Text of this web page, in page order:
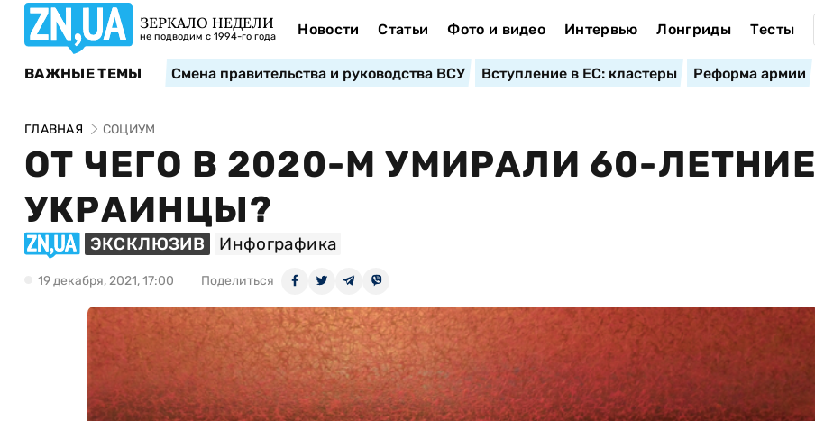
ЗЕРКАЛО НЕДЕЛИ
не подводим с 1994-го года Новости Статьи Фото и видео Интервью Лонгриды Тесты
ВАЖНЫЕ ТЕМЫ Смена правительства и руководства ВСУ Вступление в ЕС: кластеры Реформа армии
ГЛАВНАЯ СОЦИУМ
ОТ ЧЕГО В 2020-М УМИРАЛИ 60-ЛЕТНИЕ
УКРАИНЦЫ?
ЭКСКЛЮЗИВ Инфографика
19 декабря, 2021, 17:00 Поделиться